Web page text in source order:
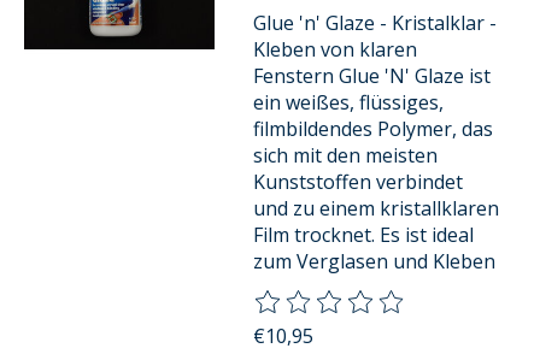
Glue 'n' Glaze - Kristalklar -
Kleben von klaren
Fenstern Glue 'N' Glaze ist
ein weißes, flüssiges,
filmbildendes Polymer, das
sich mit den meisten
Kunststoffen verbindet
und zu einem kristallklaren
Film trocknet. Es ist ideal
zum Verglasen und Kleben
Die Bewertung dieses
€10,95